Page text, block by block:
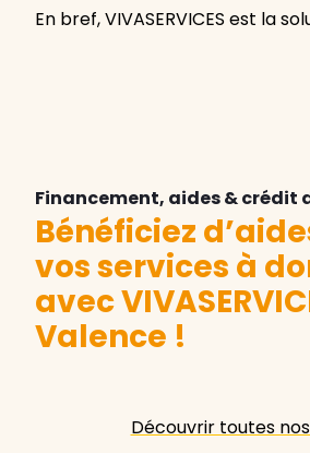
En bref, VIVASERVICES est la
Financement, aides & crédit
Bénéficiez
vos services à
avec
Valence !
Découvrir toutes